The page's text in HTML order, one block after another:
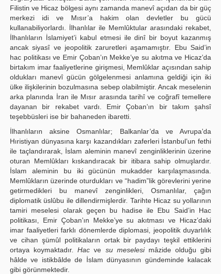
Filistin ve Hicaz bölgesi aynı zamanda manevî açıdan da bir güç
merkezi idi ve Mısır’a hakim olan devletler bu gücü
kullanabiliyorlardı. İlhanlılar ile Memlûktular arasındaki rekabet,
İlhanlıların İslamiyet’i kabul etmesi ile dinî bir boyut kazanmış
ancak siyasî ve jeopolitik zaruretleri aşamamıştır. Ebu Said’in
hac politikası ve Emir Çoban’ın Mekke’ye su akıtma ve Hicaz’da
birtakım imar faaliyetlerine girişmesi, Memlûklar açısından sahip
oldukları manevî gücün gölgelenmesi anlamına geldiği için iki
ülke ilişkilerinin bozulmasına sebep olabilmiştir. Ancak meselenin
arka planında İran ile Mısır arasında tarihî ve coğrafî temellere
dayanan bir rekabet vardı. Emir Çoban’ın bir takım şahsî
teşebbüsleri ise bir bahaneden ibaretti.
İlhanlıların aksine Osmanlılar; Balkanlar’da ve Avrupa’da
Hıristiyan dünyasına karşı kazandıkları zaferleri İstanbul’un fethi
ile taçlandırarak, İslam aleminin manevî zenginliklerinin üzerine
oturan Memlûkları kıskandıracak bir itibara sahip olmuşlardır.
İslam aleminin bu iki gücünün mukadder karşılaşmasında.
Memlûkların üzerinde oturdukları ve “hadim”lik görevlerini yerine
getirmedikleri bu manevî zenginlikleri, Osmanlılar, çağın
diplomatik üslûbu ile dillendirmişlerdir. Tarihte Hicaz su yollarının
tamiri meselesi olarak geçen bu hadise ile Ebu Said’in Hac
politikası, Emir Çoban’ın Mekke’ye su akıtması ve Hicaz’daki
imar faaliyetleri farklı dönemlerde diplomasi, jeopolitik duyarlılık
ve cihan şümûl politikaların ortak bir paydayı teşkil ettiklerini
ortaya koymaktadır.Hac ve su meselesimâzide olduğu gibi
hâlde ve istikbâlde de İslam dünyasının gündeminde kalacak
gibi görünmektedir.